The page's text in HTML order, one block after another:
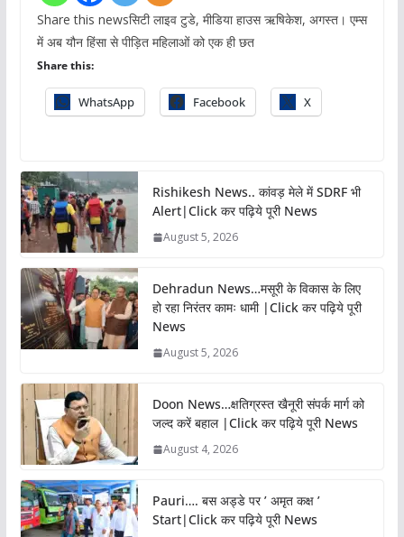
Share this newsसिटी लाइव टुडे, मीडिया हाउस ऋषिकेश, अगस्त। एम्स
में अब यौन हिंसा से पीड़ित महिलाओं को एक ही छत
Share this:
WhatsApp Facebook X
Rishikesh News.. कांवड़ मेले में SDRF भी
Alert|Click कर पढ़िये पूरी News
August 5, 2026
Dehradun News…मसूरी के विकास के लिए
हो रहा निरंतर कामः धामी |Click कर पढ़िये पूरी
News
August 5, 2026
Doon News…क्षतिग्रस्त खैनूरी संपर्क मार्ग को
जल्द करें बहाल |Click कर पढ़िये पूरी News
August 4, 2026
Pauri…. बस अड्डे पर ’ अमृत कक्ष ’
Start|Click कर पढ़िये पूरी News